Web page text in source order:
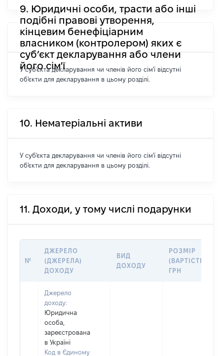
9. Юридичні особи, трасти або інші
подібні правові утворення,
кінцевим бенефіціарним
власником (контролером) яких є
суб’єкт декларування або члени
його сім'ї
У суб'єкта декларування чи членів його сім'ї відсутні
об'єкти для декларування в цьому розділі.
10. Нематеріальні активи
У суб'єкта декларування чи членів його сім'ї відсутні
об'єкти для декларування в цьому розділі.
11. Доходи, у тому числі подарунки
№
ДЖЕРЕЛО
(ДЖЕРЕЛА)
ДОХОДУ
ВИД
ДОХОДУ
РОЗМІР
(ВАРТІСТЬ),
ГРН
Джерело
доходу:
Юридична
особа,
зареєстрована
в Україні
Код в Єдиному